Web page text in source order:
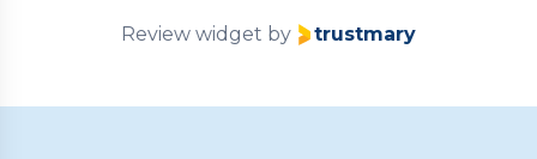
Review widget by trustmary